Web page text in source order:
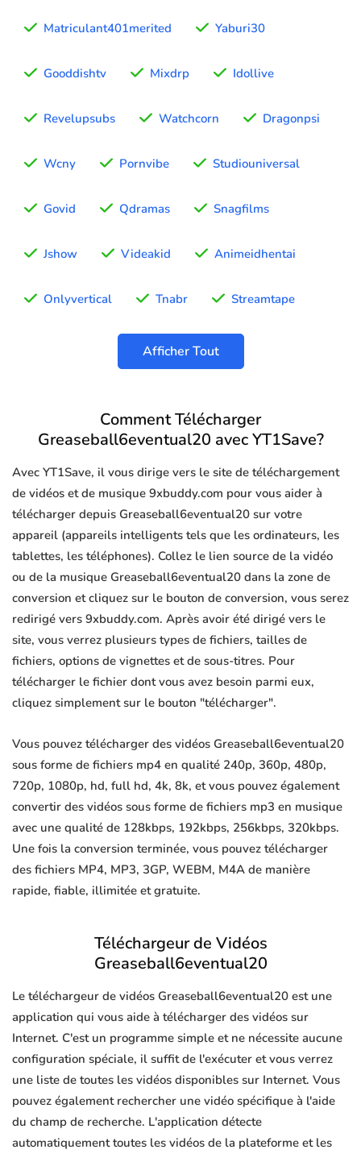
Matriculant401merited Yaburi30
Gooddishtv Mixdrp Idollive
Revelupsubs Watchcorn Dragonpsi
Wcny Pornvibe Studiouniversal
Govid Qdramas Snagfilms
Jshow Videakid Animeidhentai
Onlyvertical Tnabr Streamtape
Afficher Tout
Comment Télécharger
Greaseball6eventual20 avec YT1Save?
Avec YT1Save, il vous dirige vers le site de téléchargement
de vidéos et de musique 9xbuddy.com pour vous aider à
télécharger depuis Greaseball6eventual20 sur votre
appareil (appareils intelligents tels que les ordinateurs, les
tablettes, les téléphones). Collez le lien source de la vidéo
ou de la musique Greaseball6eventual20 dans la zone de
conversion et cliquez sur le bouton de conversion, vous serez
redirigé vers 9xbuddy.com. Après avoir été dirigé vers le
site, vous verrez plusieurs types de fichiers, tailles de
fichiers, options de vignettes et de sous-titres. Pour
télécharger le fichier dont vous avez besoin parmi eux,
cliquez simplement sur le bouton "télécharger".
Vous pouvez télécharger des vidéos Greaseball6eventual20
sous forme de fichiers mp4 en qualité 240p, 360p, 480p,
720p, 1080p, hd, full hd, 4k, 8k, et vous pouvez également
convertir des vidéos sous forme de fichiers mp3 en musique
avec une qualité de 128kbps, 192kbps, 256kbps, 320kbps.
Une fois la conversion terminée, vous pouvez télécharger
des fichiers MP4, MP3, 3GP, WEBM, M4A de manière
rapide, fiable, illimitée et gratuite.
Téléchargeur de Vidéos
Greaseball6eventual20
Le téléchargeur de vidéos Greaseball6eventual20 est une
application qui vous aide à télécharger des vidéos sur
Internet. C'est un programme simple et ne nécessite aucune
configuration spéciale, il suffit de l'exécuter et vous verrez
une liste de toutes les vidéos disponibles sur Internet. Vous
pouvez également rechercher une vidéo spécifique à l'aide
du champ de recherche. L'application détecte
automatiquement toutes les vidéos de la plateforme et les